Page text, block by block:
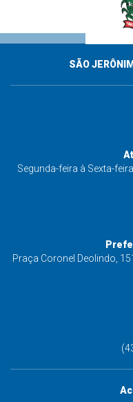
SÃO
Segunda-feira à Sexta-
Praça Coronel Deolindo,